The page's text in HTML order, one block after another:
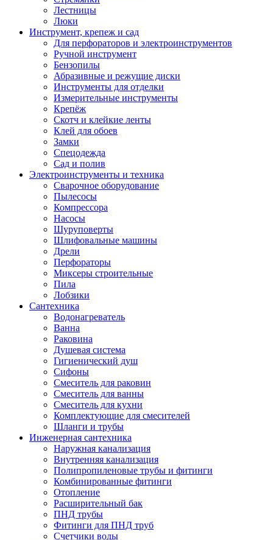
Лестницы
Люки
Инструмент, крепеж и сад
Для перфораторов и электроинструментов
Ручной инструмент
Бензопилы
Абразивные и режущие диски
Инструменты для отделки
Измерительные инструменты
Крепёж
Скотч и клейкие ленты
Клей для обоев
Замки
Спецодежда
Сад и полив
Электроинструменты и техника
Сварочное оборудование
Пылесосы
Компрессора
Насосы
Шуруповерты
Шлифовальные машины
Дрели
Перфораторы
Миксеры строительные
Пила
Лобзики
Сантехника
Водонагреватель
Ванна
Раковина
Душевая система
Гигиенический душ
Сифоны
Смеситель для раковин
Смеситель для ванны
Смеситель для кухни
Комплектующие для смесителей
Шланги и трубы
Инженерная сантехника
Наружная канализация
Внутренняя канализация
Полипропиленовые трубы и фитинги
Комбинированные фитинги
Отопление
Расширительный бак
ПНД трубы
Фитинги для ПНД труб
Счетчики воды